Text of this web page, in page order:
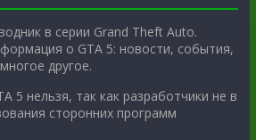
в серии Grand Theft Auto.
о GTA 5: новости, события,
другое.
5 нельзя, так как разработчики не в
сторонних программ